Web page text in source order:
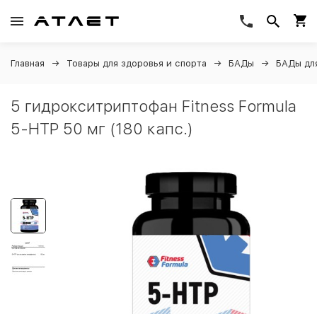
Главная Товары для здоровья и спорта БАДы БАДы
5 гидрокситриптофан Fitness Formula
5-HTP 50 мг (180 капс.)